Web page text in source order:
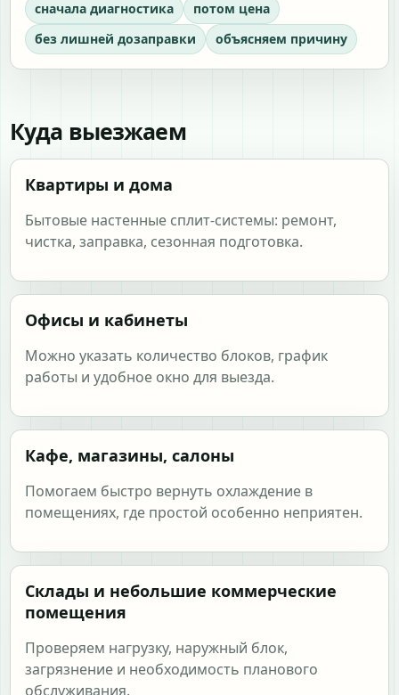
сначала диагностика
потом цена
без лишней дозаправки
объясняем причину
Куда выезжаем
Квартиры и дома
Бытовые настенные сплит-системы: ремонт,
чистка, заправка, сезонная подготовка.
Офисы и кабинеты
Можно указать количество блоков, график
работы и удобное окно для выезда.
Кафе, магазины, салоны
Помогаем быстро вернуть охлаждение в
помещениях, где простой особенно неприятен.
Склады и небольшие коммерческие
помещения
Проверяем нагрузку, наружный блок,
загрязнение и необходимость планового
обслуживания.